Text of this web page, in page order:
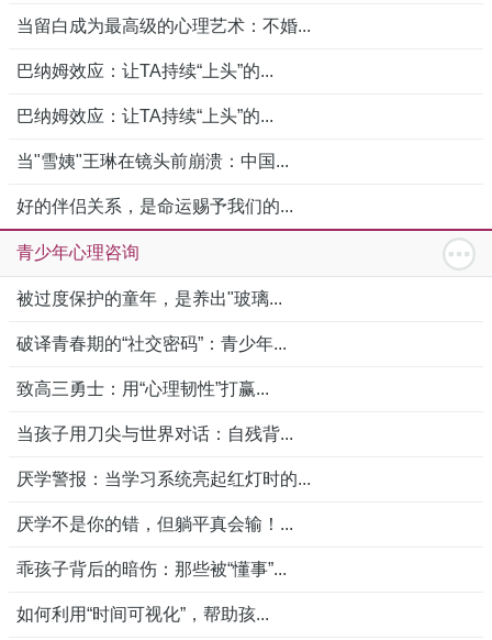
当留白成为最高级的心理艺术：不婚...
巴纳姆效应：让TA持续“上头”的...
巴纳姆效应：让TA持续“上头”的...
当"雪姨"王琳在镜头前崩溃：中国...
好的伴侣关系，是命运赐予我们的...
青少年心理咨询
被过度保护的童年，是养出"玻璃...
破译青春期的“社交密码”：青少年...
致高三勇士：用“心理韧性”打赢...
当孩子用刀尖与世界对话：自残背...
厌学警报：当学习系统亮起红灯时的...
厌学不是你的错，但躺平真会输！...
乖孩子背后的暗伤：那些被“懂事”...
如何利用“时间可视化”，帮助孩...